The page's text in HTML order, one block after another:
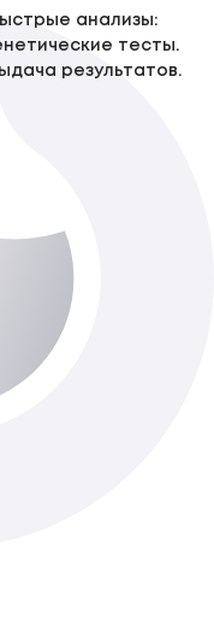
анализы:
тесты.
результатов.